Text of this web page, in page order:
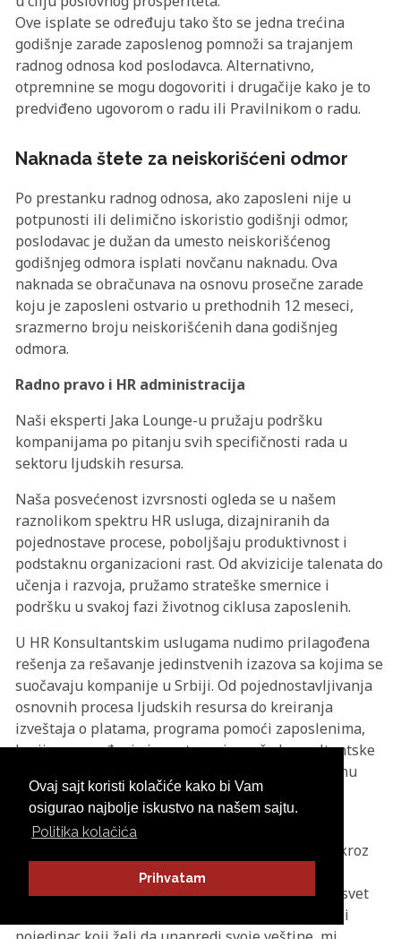
Ovaj sajt koristi kolačiće kako bi Vam
osigurao najbolje iskustvo na našem sajtu.
Politika kolačića
Prihvatam
Ove isplate se određuju tako što se jedna trećina
godišnje zarade zaposlenog pomnoži sa trajanjem
radnog odnosa kod poslodavca. Alternativno,
otpremnine se mogu dogovoriti i drugačije kako je to
predviđeno ugovorom o radu ili Pravilnikom o radu.
Naknada štete za neiskorišćeni odmor
Po prestanku radnog odnosa, ako zaposleni nije u
potpunosti ili delimično iskoristio godišnji odmor,
poslodavac je dužan da umesto neiskorišćenog
godišnjeg odmora isplati novčanu naknadu. Ova
naknada se obračunava na osnovu prosečne zarade
koju je zaposleni ostvario u prethodnih 12 meseci,
srazmerno broju neiskorišćenih dana godišnjeg
odmora.
Radno pravo i HR administracija
Naši eksperti Jaka Lounge-u pružaju podršku
kompanijama po pitanju svih specifičnosti rada u
sektoru ljudskih resursa.
Naša posvećenost izvrsnosti ogleda se u našem
raznolikom spektru HR usluga, dizajniranih da
pojednostave procese, poboljšaju produktivnost i
podstaknu organizacioni rast. Od akvizicije talenata do
učenja i razvoja, pružamo strateške smernice i
podršku u svakoj fazi životnog ciklusa zaposlenih.
U HR Konsultantskim uslugama nudimo prilagođena
rešenja za rešavanje jedinstvenih izazova sa kojima se
suočavaju kompanije u Srbiji. Od pojednostavljivanja
osnovnih procesa ljudskih resursa do kreiranja
izveštaja o platama, programa pomoći zaposlenima,
karijernog vođenja i savetovanja, naše konsultantske
usluge su dizajnirane da optimizuju organizacionu
efikasnost i podstiču pozitivno radno okruženje.
Učenje i razvoj su u srcu našeg pristupa, te smo
posebno ponosni na Akademiju za HR operacije kroz
koju je do sada prošao veliki broj kako iskusnih
profesionalaca, tako i početnika koji tek ulaze u svet
ljudskih resursa. Bilo da ste velika organizacija ili